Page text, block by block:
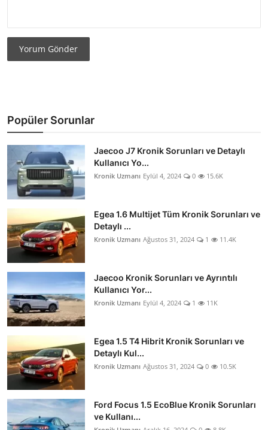
Yorum Gönder
Popüler Sorunlar
Jaecoo J7 Kronik Sorunları ve Detaylı
Kullanıcı Yo...
Kronik Uzmanı Eylül 4, 2024 0 15.6K
Egea 1.6 Multijet Tüm Kronik Sorunları ve
Detaylı ...
Kronik Uzmanı Ağustos 31, 2024 1 11.4K
Jaecoo Kronik Sorunları ve Ayrıntılı
Kullanıcı Yor...
Kronik Uzmanı Eylül 4, 2024 1 11K
Egea 1.5 T4 Hibrit Kronik Sorunları ve
Detaylı Kul...
Kronik Uzmanı Ağustos 31, 2024 0 10.5K
Ford Focus 1.5 EcoBlue Kronik Sorunları
ve Kullanı...